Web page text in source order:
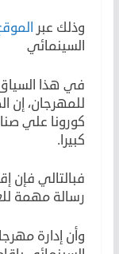
وذلك عبر
السينمائي
في هذا
للمهرجان، إن
كورونا علي
كبيرا.
رسالة مهمة
وأن إدارة